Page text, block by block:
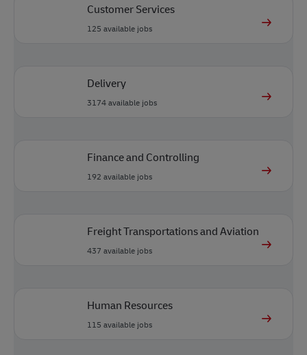
Customer Services
125 available jobs
Delivery
3174available jobs
Finance and Controlling
192 available jobs
Freight Transportations and Aviation
437 available jobs
Human Resources
115 available jobs